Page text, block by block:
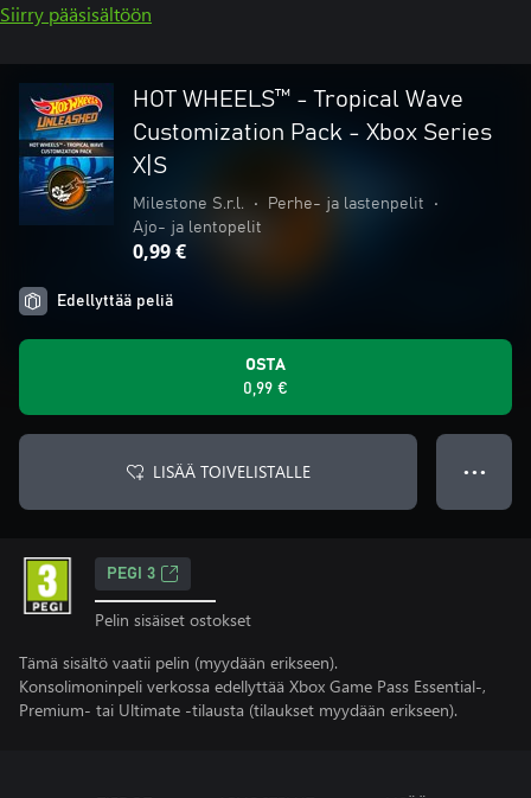
Siirry pääsisältöön
HOT WHEELS™ - Tropical Wave
Customization Pack - Xbox Series
X|S
Milestone S.r.l. • Perhe- ja lastenpelit
•
Ajo- ja lentopelit
0,99 €
Edellyttää peliä
OSTA
0,99 €
LISÄÄ TOIVELISTALLE ● ● ●
PEGI 3
Pelin sisäiset ostokset
Tämä sisältö vaatii pelin (myydään erikseen).
Konsolimoninpeli verkossa edellyttää Xbox Game Pass Essential-,
Premium- tai Ultimate -tilausta (tilaukset myydään erikseen).